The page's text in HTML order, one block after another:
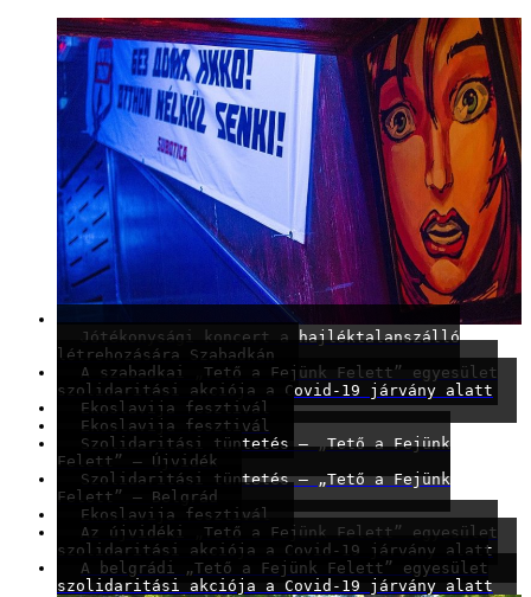
Jótékonysági koncert a hajléktalanszálló
létrehozására Szabadkán
A szabadkai „Tető a Fejünk Felett” egyesület
szolidaritási akciója a Covid-19 járvány alatt
Ekoslavija fesztivál
Ekoslavija fesztivál
Szolidaritási tüntetés – „Tető a Fejünk
Felett” – Újvidék
Szolidaritási tüntetés – „Tető a Fejünk
Felett” – Belgrád
Ekoslavija fesztivál
Az újvidéki „Tető a Fejünk Felett” egyesület
szolidaritási akciója a Covid-19 járvány alatt
A belgrádi „Tető a Fejünk Felett” egyesület
szolidaritási akciója a Covid-19 járvány alatt